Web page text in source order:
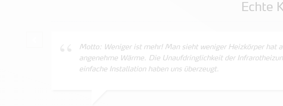
Echte
Motto: Weniger ist mehr! Man sieht weniger Heizkörper hat
angenehme Wärme. Die Unaufdringlichkeit der
einfache Installation haben uns überzeugt.